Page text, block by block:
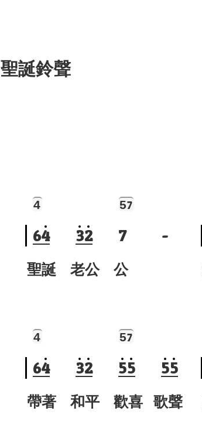
聖誕鈴聲
4 57
64 32 7 -
聖誕 老公 公
4 57
64 32 55 55
帶著 和平 歡喜 歌聲